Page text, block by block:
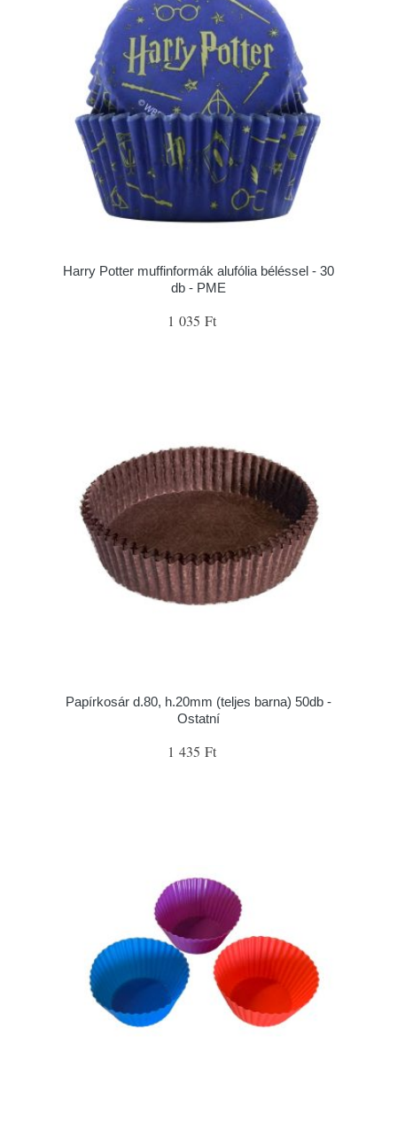
Harry Potter muffinformák alufólia béléssel - 30
db - PME
1 035 Ft
Papírkosár d.80, h.20mm (teljes barna) 50db -
Ostatní
1 435 Ft